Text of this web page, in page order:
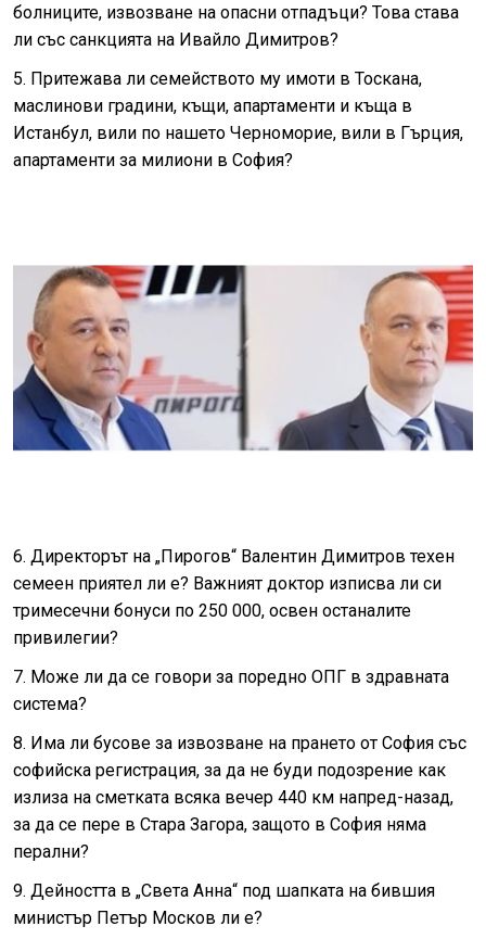
болниците, извозване на опасни отпадъци? Това става
ли със санкцията на Ивайло Димитров?
5. Притежава ли семейството му имоти в Тоскана,
маслинови градини, къщи, апартаменти и къща в
Истанбул, вили по нашето Черноморие, вили в Гърция,
апартаменти за милиони в София?
6. Директорът на „Пирогов“ Валентин Димитров техен
семеен приятел ли е? Важният доктор изписва ли си
тримесечни бонуси по 250 000, освен останалите
привилегии?
7. Може ли да се говори за поредно ОПГ в здравната
система?
8. Има ли бусове за извозване на прането от София със
софийска регистрация, за да не буди подозрение как
излиза на сметката всяка вечер 440 км напред-назад,
за да се пере в Стара Загора, защото в София няма
перални?
9. Дейността в „Света Анна“ под шапката на бившия
министър Петър Москов ли е?